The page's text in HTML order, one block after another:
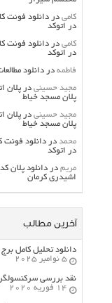
کامی دردانلود فونت
در اتوکد
کامی دردانلود فونت
در اتوکد
فاطمه دردانلود
مجید حسینی درپلان
پلان مسجد خیاط
مجید حسینی درپلان
پلان مسجد خیاط
محمد دردانلود فونت
در اتوکد
مریم دردانلود پلان
اشیدری کرمان
آخرین مطالب
دانلود تحلیل کامل برج
5 نوامبر 2025
نقد بررسی
14 فوریه 2020